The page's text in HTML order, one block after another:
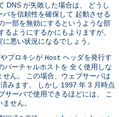
DNS が失敗した場合は、 どうし
を信頼性を確保して 起動させる
一部を無効にするというような部
ようにするかにもよりますが、
悪い状況になるでしょう。
プロキシが Host ヘッダを発行す
バーチャルホストを 全く使用しな
ん。 この場合、ウェブサーバは
みます。 しかし 1997 年 3 月時点
サーバで使用できるほどには、 こ
せん。